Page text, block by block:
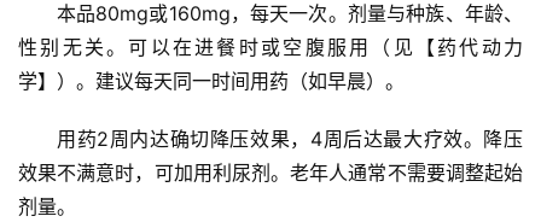
本品80mg或160mg，每天一次。剂量与种族、年龄、
性别无关。可以在进餐时或空腹服用（见【药代动力
学】）。建议每天同一时间用药（如早晨）。
用药2周内达确切降压效果，4周后达最大疗效。降压
效果不满意时，可加用利尿剂。老年人通常不需要调整起始
剂量。